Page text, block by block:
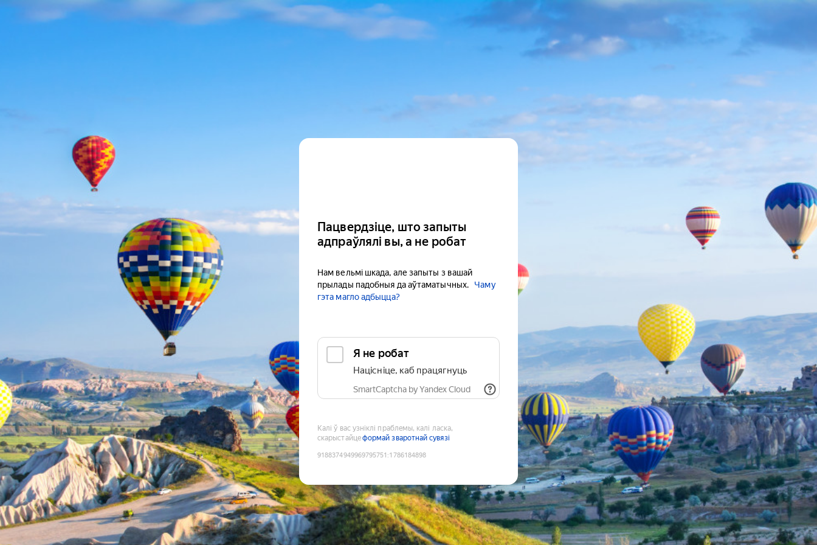
Пацвердзіце, што запыты
адпраўлялі вы, а не робат
Нам вельмі шкада, але запыты з вашай
прылады падобныя да аўтаматычных.
Чаму
гэта магло адбыцца?
Я не робат
Націсніце, каб працягнуць
SmartCaptcha by Yandex Cloud
Калі ў вас узніклі праблемы, калі ласка,
скарыстайцеформай зваротнай сувязі
9188374949969795751 :1786184898